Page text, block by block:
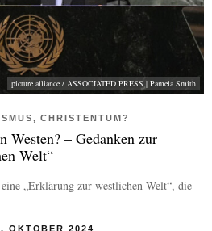
picture alliance / ASSOCIATED PRESS | Pamela Smith
CHRISTENTUM?
Westen? – Gedanken zur
Welt“
„Erklärung zur westlichen Welt“, die
OKTOBER 2024